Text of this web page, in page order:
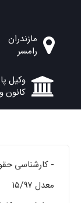
مازندران
رامسر
وکیل
کانون
- کارشناسی
معدل ۱۵/۹۷